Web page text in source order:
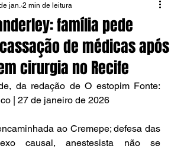
família pede
de médicas após
cirurgia no Recife
jan. 2 min de leitura
da redação de O estopim Fonte:
| 27 de janeiro de 2026
ao Cremepe; defesa das
causal, anestesista não se